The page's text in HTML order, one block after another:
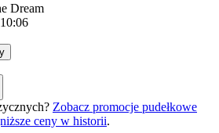
Dream
Zobacz promocje pudełkowe
ceny w historii.